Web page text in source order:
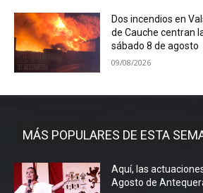
Dos incendios en
de Cauche centran
sábado 8 de agosto
09/08/2026
MÁS POPULARES DE ESTA
Aquí, las
Agosto de